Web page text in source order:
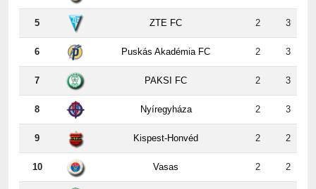
6 Puskás Akadémia FC 2 3
7 PAKSI FC 2 3
8 Nyíregyháza 2 3
9 Kispest-Honvéd 2 2
10 Vasas 2 2
11 Ferencvárosi TC 2 1